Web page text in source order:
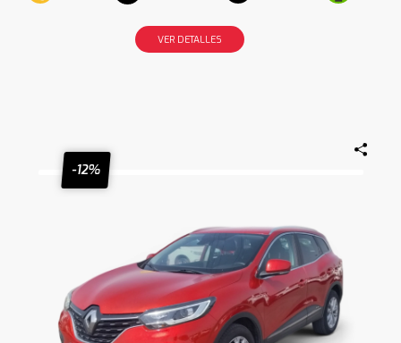
VER DETALLES
-12%